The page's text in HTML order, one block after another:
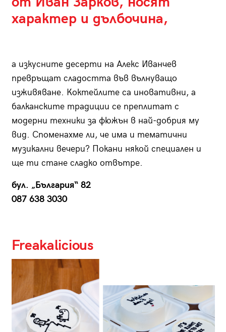
характер и дълбочина,
а изкусните десерти на Алекс Иванчев
превръщат сладостта във вълнуващо
изживяване. Коктейлите са иновативни, а
балканските традиции се преплитат с
модерни техники за фюжън в най-добрия му
вид. Споменахме ли, че има и тематични
музикални вечери? Покани някой специален и
ще ти стане сладко отвътре.
бул. „България“ 82
087 638 3030
Freakalicious